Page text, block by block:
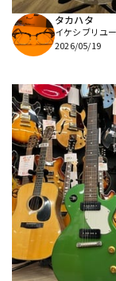
タカハタ
イケシブリユ
2026/05/19